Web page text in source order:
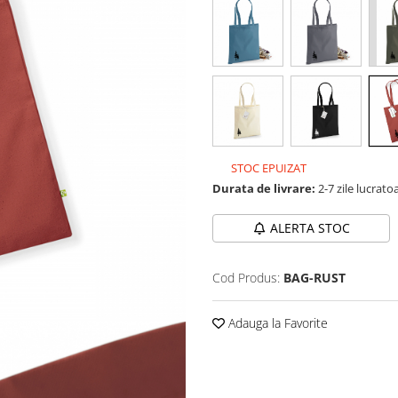
STOC EPUIZAT
Durata de livrare: 2-7 zile
ALERTA STOC
Cod Produs: BAG-RUST
Adauga la Favorite